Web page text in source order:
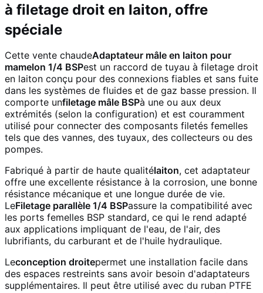
à filetage droit en laiton, offre
spéciale
Cette vente chaudeAdaptateur mâle en laiton pour
mamelon 1/4 BSPest un raccord de tuyau à filetage droit
en laiton conçu pour des connexions fiables et sans fuite
dans les systèmes de fluides et de gaz basse pression. Il
comporte unfiletage mâle BSPà une ou aux deux
extrémités (selon la configuration) et est couramment
utilisé pour connecter des composants filetés femelles
tels que des vannes, des tuyaux, des collecteurs ou des
pompes.
Fabriqué à partir de haute qualitélaiton, cet adaptateur
offre une excellente résistance à la corrosion, une bonne
résistance mécanique et une longue durée de vie.
LeFiletage parallèle 1/4 BSPassure la compatibilité avec
les ports femelles BSP standard, ce qui le rend adapté
aux applications impliquant de l'eau, de l'air, des
lubrifiants, du carburant et de l'huile hydraulique.
Leconception droitepermet une installation facile dans
des espaces restreints sans avoir besoin d'adaptateurs
supplémentaires. Il peut être utilisé avec du ruban PTFE